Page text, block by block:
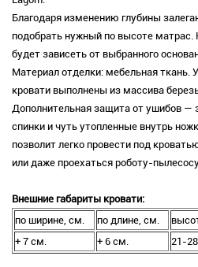
Благодаря изменению глубины
подобрать нужный по высоте матрас.
будет зависеть от выбранного
Материал отделки: мебельная ткань.
кровати выполнены из массива
Дополнительная защита от ушибов —
спинки и чуть утопленные внутрь
позволит легко провести под
или даже проехаться роботу-
Внешние габариты кровати:
по ширине, см.
по длине, см.
+ 7 см.
+ 6 см. 21-